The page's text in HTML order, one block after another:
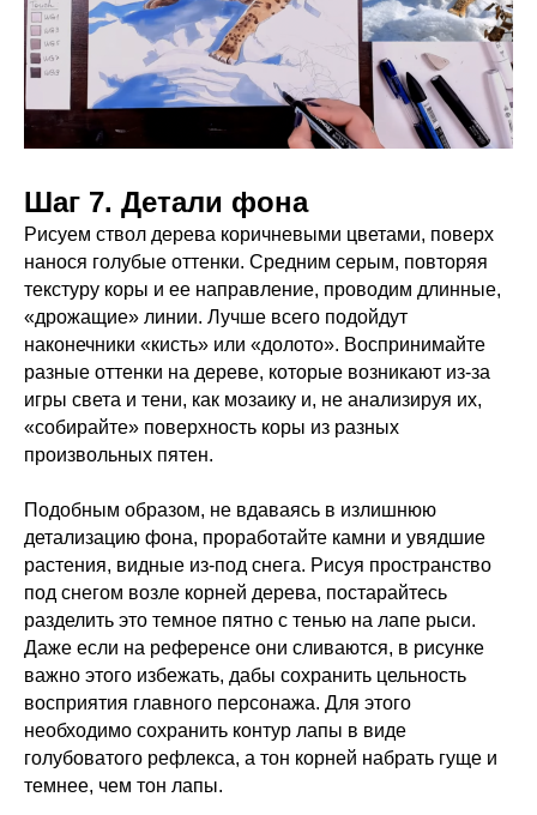
Шаг 7. Детали фона
Рисуем ствол дерева коричневыми цветами, поверх
нанося голубые оттенки. Средним серым, повторяя
текстуру коры и ее направление, проводим длинные,
«дрожащие» линии. Лучше всего подойдут
наконечники «кисть» или «долото». Воспринимайте
разные оттенки на дереве, которые возникают из-за
игры света и тени, как мозаику и, не анализируя их,
«собирайте» поверхность коры из разных
произвольных пятен.
Подобным образом, не вдаваясь в излишнюю
детализацию фона, проработайте камни и увядшие
растения, видные из-под снега. Рисуя пространство
под снегом возле корней дерева, постарайтесь
разделить это темное пятно с тенью на лапе рыси.
Даже если на референсе они сливаются, в рисунке
важно этого избежать, дабы сохранить цельность
восприятия главного персонажа. Для этого
необходимо сохранить контур лапы в виде
голубоватого рефлекса, а тон корней набрать гуще и
темнее, чем тон лапы.